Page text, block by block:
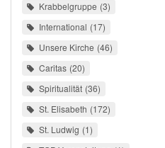
Krabbelgruppe 3
International 17
Unsere Kirche 46
Caritas 20
Spiritualität 36
St. Elisabeth 172
St. Ludwig 1